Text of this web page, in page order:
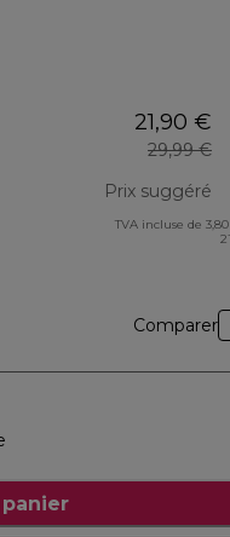
21,90 €
29,99 €
Prix suggéré
TVA incluse de
Comparer